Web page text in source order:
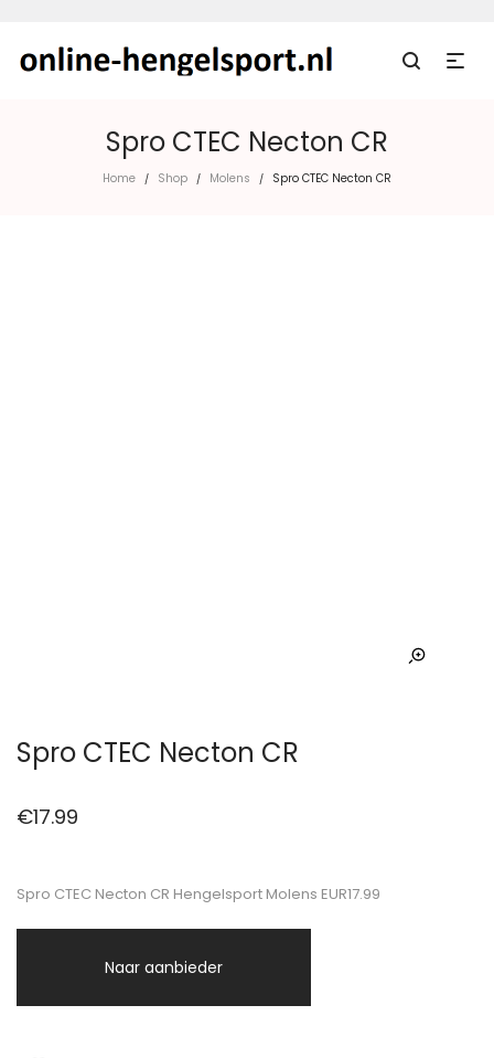
Spro CTEC Necton CR
Home / Shop / Molens / Spro CTEC Necton CR
Spro CTEC Necton CR
€17.99
Spro CTEC Necton CR Hengelsport Molens EUR17.99
Naar aanbieder